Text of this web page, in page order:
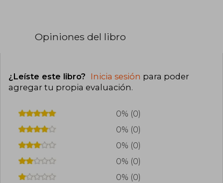
Opiniones del libro
¿Leíste este libro? Inicia sesión para poder
agregar tu propia evaluación.
0% (0)
0% (0)
0% (0)
0% (0)
0% (0)